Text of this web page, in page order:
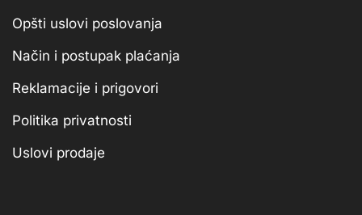
Opšti uslovi poslovanja
Način i postupak plaćanja
Reklamacije i prigovori
Politika privatnosti
Uslovi prodaje